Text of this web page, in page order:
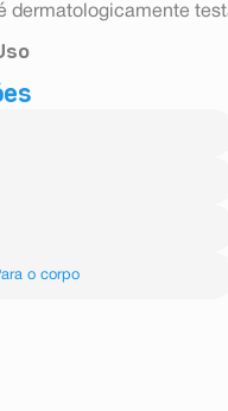
é dermatologicamente
mãos e passe o
o corpo